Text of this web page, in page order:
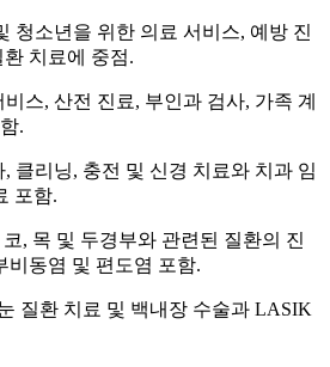
청소년을 위한 의료 서비스, 예방 진
치료에 중점.
스, 산전 진료, 부인과 검사, 가족 계
함.
클리닝, 충전 및 신경 치료와 치과 임
포함.
, 목 및 두경부와 관련된 질환의 진
비동염 및 편도염 포함.
질환 치료 및 백내장 수술과 LASIK